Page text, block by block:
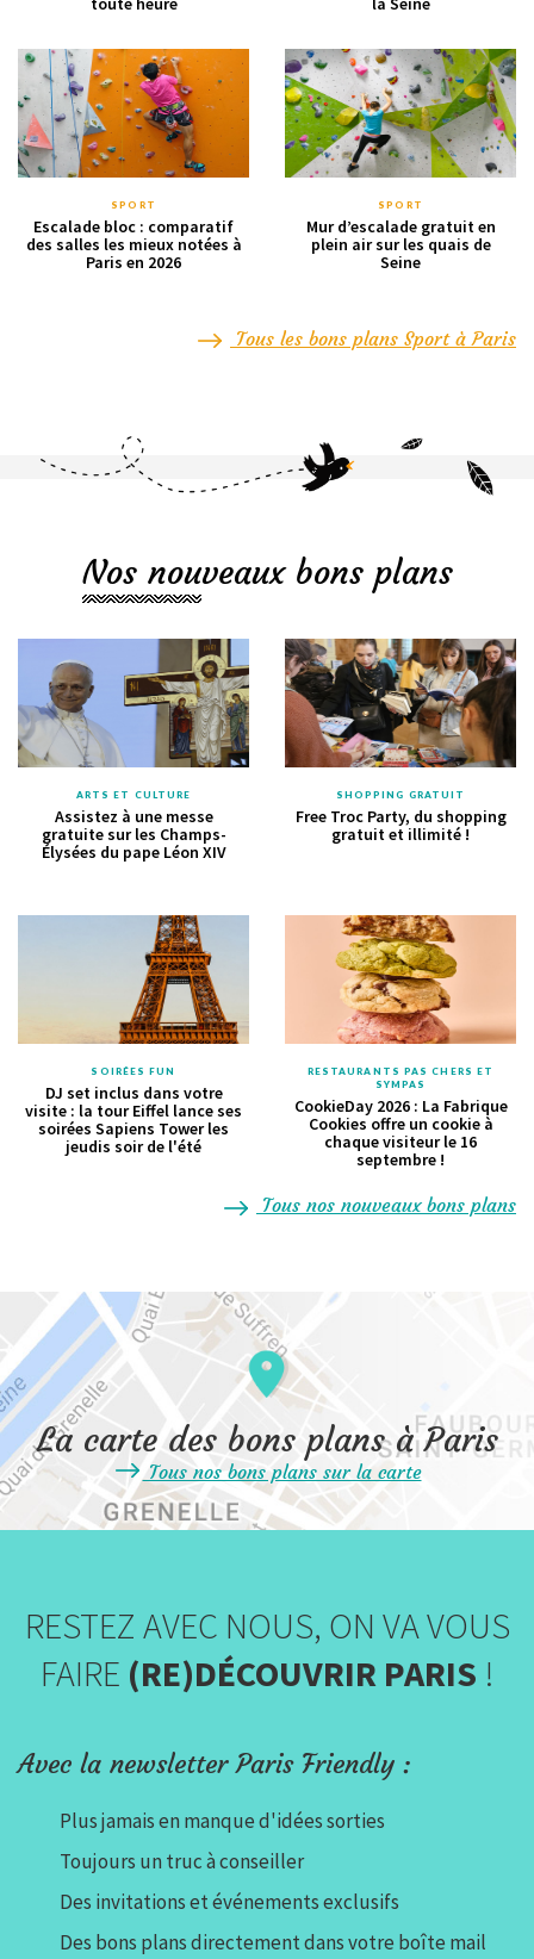
SPORT
Escalade bloc : comparatif
des salles les mieux notées à
Paris en 2026
SPORT
Mur d’escalade gratuit en
plein air sur les quais de
Seine
Tous les bons plans Sport à Paris
Nos nouveaux bons plans
ARTS ET CULTURE
Assistez à une messe
gratuite sur les Champs-
Élysées du pape Léon XIV
SHOPPING GRATUIT
Free Troc Party, du shopping
gratuit et illimité !
SOIRÉES FUN
DJ set inclus dans votre
visite : la tour Eiffel lance ses
soirées Sapiens Tower les
jeudis soir de l'été
RESTAURANTS PAS CHERS ET
SYMPAS
CookieDay 2026 : La Fabrique
Cookies offre un cookie à
chaque visiteur le 16
septembre !
Tous nos nouveaux bons plans
La carte des bons plans à Paris
Tous nos bons plans sur la carte
RESTEZ AVEC NOUS, ON VA VOUS
FAIRE (RE)DÉCOUVRIR PARIS !
Avec la newsletter Paris Friendly :
Plus jamais en manque d'idées sorties
Toujours un truc à conseiller
Des invitations et événements exclusifs
Des bons plans directement dans votre boîte mail